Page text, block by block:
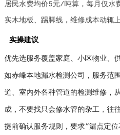
居民水费均价5元/吨算，每月仅水
实木地板、踢脚线，维修成本动辄上
实操建议
优先选服务覆盖家庭、小区物业、
如赤峰本地漏水检测公司，服务范
道、室内外各种管道的检测维修，
成，不要找只会修水管的杂工，往
提前确认服务规则，要求“漏点定